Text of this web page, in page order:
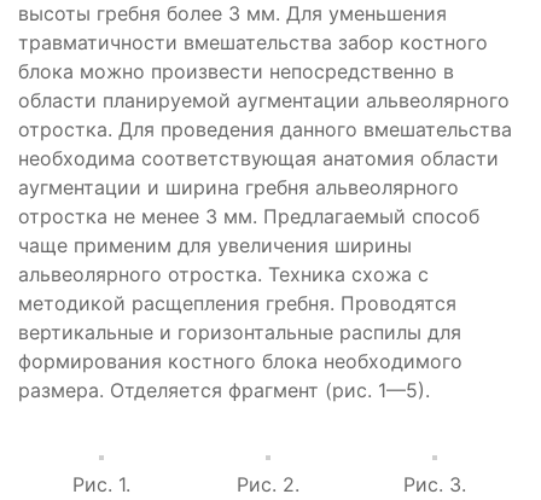
высоты гребня более 3 мм. Для уменьшения
травматичности вмешательства забор костного
блока можно произвести непосредственно в
области планируемой аугментации альвеолярного
отростка. Для проведения данного вмешательства
необходима соответствующая анатомия области
аугментации и ширина гребня альвеолярного
отростка не менее 3 мм. Предлагаемый способ
чаще применим для увеличения ширины
альвеолярного отростка. Техника схожа с
методикой расщепления гребня. Проводятся
вертикальные и горизонтальные распилы для
формирования костного блока необходимого
размера. Отделяется фрагмент (рис. 1—5).
Рис. 1.
Рис. 2.
Рис. 3.